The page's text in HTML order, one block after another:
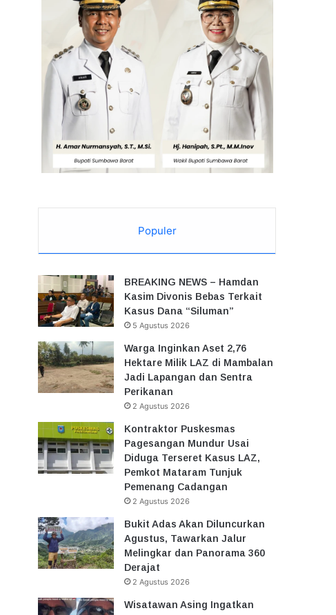
Populer
BREAKING NEWS – Hamdan
Kasim Divonis Bebas Terkait
Kasus Dana “Siluman”
5 Agustus 2026
Warga Inginkan Aset 2,76
Hektare Milik LAZ di Mambalan
Jadi Lapangan dan Sentra
Perikanan
2 Agustus 2026
Kontraktor Puskesmas
Pagesangan Mundur Usai
Diduga Terseret Kasus LAZ,
Pemkot Mataram Tunjuk
Pemenang Cadangan
2 Agustus 2026
Bukit Adas Akan Diluncurkan
Agustus, Tawarkan Jalur
Melingkar dan Panorama 360
Derajat
2 Agustus 2026
Wisatawan Asing Ingatkan